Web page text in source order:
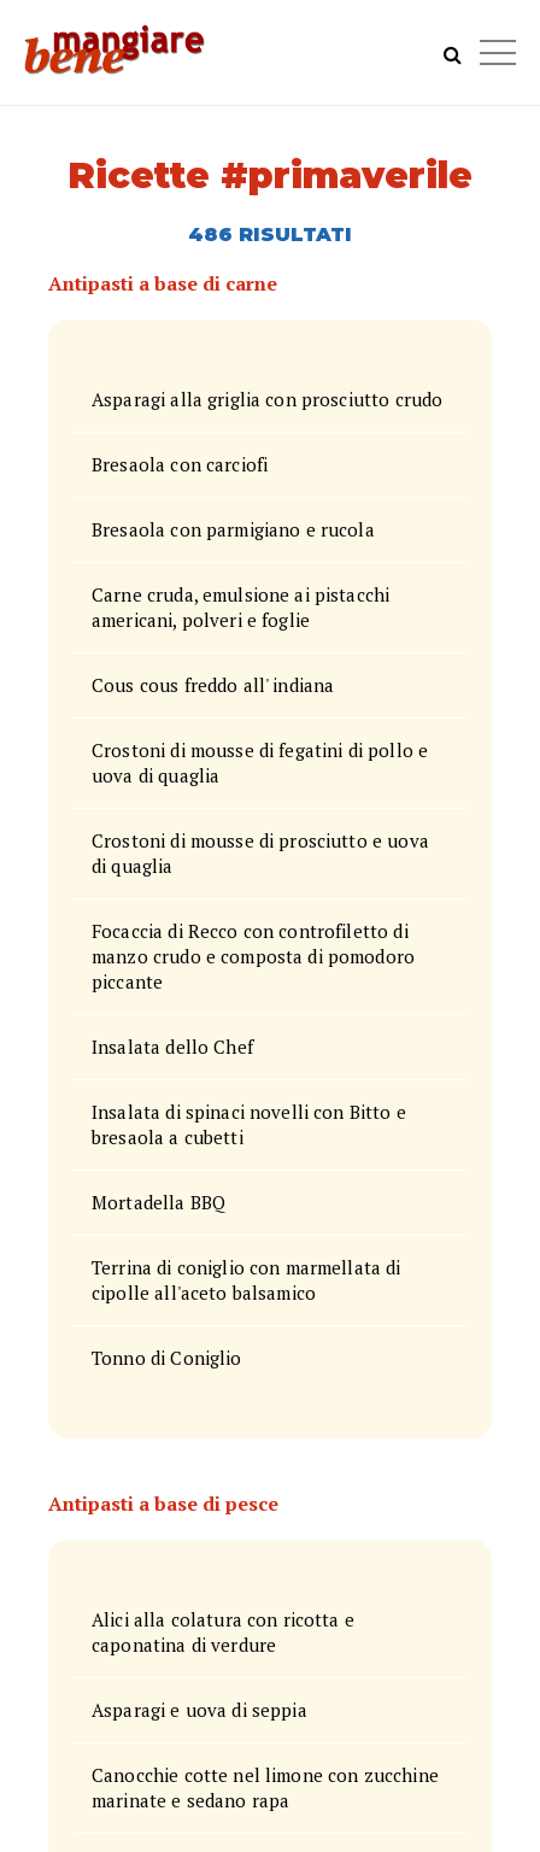
Ricette #primaverile
486 RISULTATI
Antipasti a base di carne
Asparagi alla griglia con prosciutto crudo
Bresaola con carciofi
Bresaola con parmigiano e rucola
Carne cruda, emulsione ai pistacchi
americani, polveri e foglie
Cous cous freddo all' indiana
Crostoni di mousse di fegatini di pollo e
uova di quaglia
Crostoni di mousse di prosciutto e uova
di quaglia
Focaccia di Recco con controfiletto di
manzo crudo e composta di pomodoro
piccante
Insalata dello Chef
Insalata di spinaci novelli con Bitto e
bresaola a cubetti
Mortadella BBQ
Terrina di coniglio con marmellata di
cipolle all'aceto balsamico
Tonno di Coniglio
Antipasti a base di pesce
Alici alla colatura con ricotta e
caponatina di verdure
Asparagi e uova di seppia
Canocchie cotte nel limone con zucchine
marinate e sedano rapa